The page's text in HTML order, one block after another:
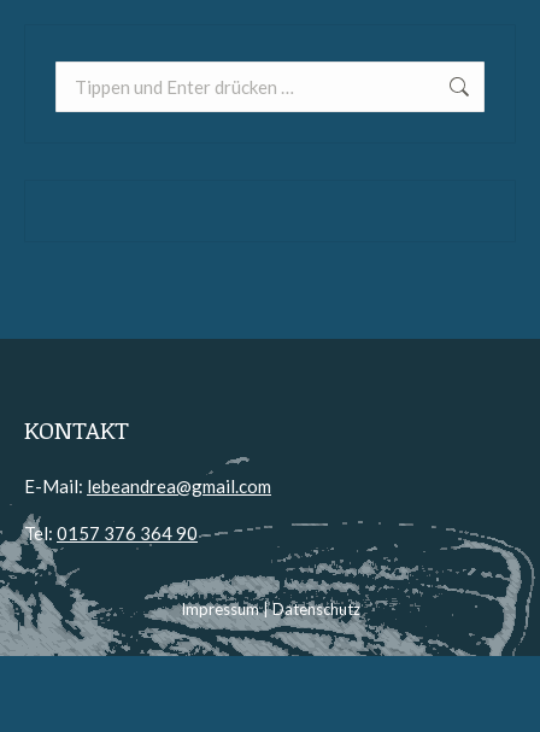
KONTAKT
E-Mail: lebeandrea@gmail.com
Tel: 0157 376 364 90
Impressum|Datenschutz